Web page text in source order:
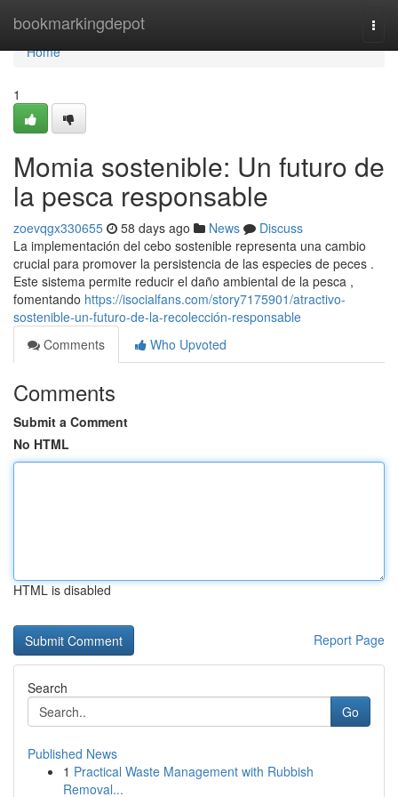
bookmarkingdepot
Home
Home
1
Momia sostenible: Un futuro de
la pesca responsable
zoevqgx330655 58 days ago News
Discuss
La implementación del cebo sostenible representa una cambio
crucial para promover la persistencia de las especies de peces .
Este sistema permite reducir el daño ambiental de la pesca ,
fomentando https://isocialfans.com/story7175901/atractivo-
sostenible-un-futuro-de-la-recolección-responsable
Comments
Who Upvoted
Comments
Submit a Comment
No HTML
HTML is disabled
Report Page
Search
Go
Published News
1 Practical Waste Management with Rubbish
Removal...